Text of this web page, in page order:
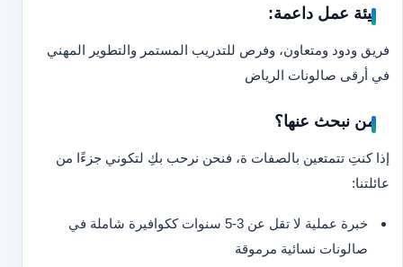
بيئة عمل داعمة:
فريق ودود ومتعاون، وفرص للتدريب المستمر والتطوير المهني
في أرقى صالونات الرياض
من نبحث عنها؟
إذا كنتِ تتمتعين بالصفات ة، فنحن نرحب بكِ لتكوني جزءًا من
عائلتنا:
خبرة عملية لا تقل عن 3-5 سنوات ككوافيرة شاملة في
صالونات نسائية مرموقة